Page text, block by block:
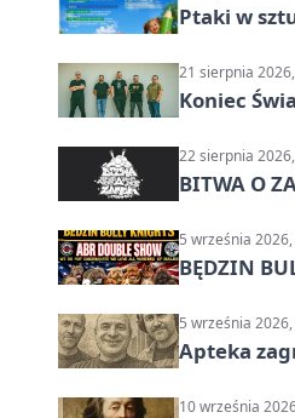
Ptaki w
21 sierpnia
Koniec
22 sierpnia
BITWA O
5 września
BĘDZIN
5 września
Apteka
10 września